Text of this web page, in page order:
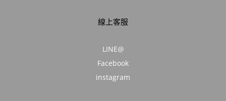
線上客服
LINE@
Facebook
instagram